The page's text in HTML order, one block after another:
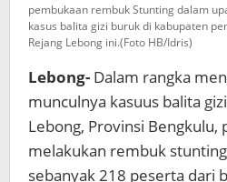
pembukaan rembuk Stunting dalam
kasus balita gizi buruk di kabupaten
Rejang Lebong ini.(Foto HB/Idris)
Lebong- Dalam rangka
munculnya kasuus balita
Lebong, Provinsi
melakukan rembuk
sebanyak 218 peserta dari